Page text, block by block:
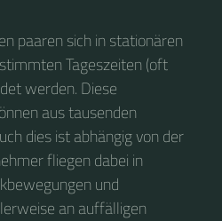
paaren sich in stationären
Tageszeiten (oft
werden. Diese
aus tausenden
dies ist abhängig von der
fliegen dabei in
und
an auffälligen